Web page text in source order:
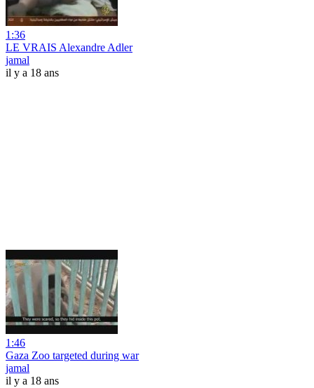
1:36
LE VRAIS Alexandre Adler
jamal
il y a 18 ans
1:46
Gaza Zoo targeted during war
jamal
il y a 18 ans